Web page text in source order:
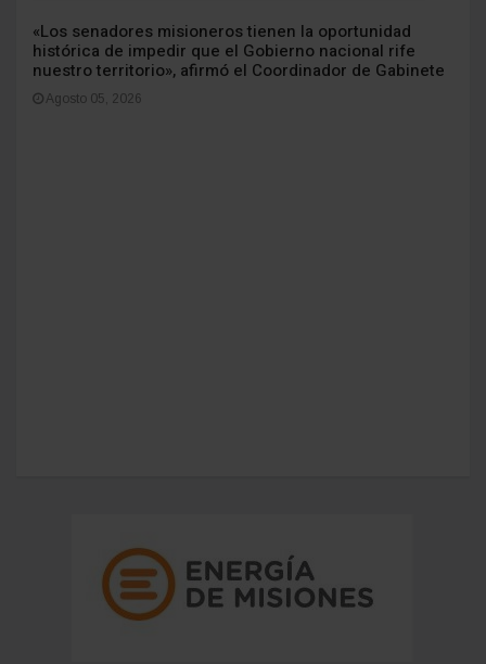
«Los senadores misioneros tienen la oportunidad
histórica de impedir que el Gobierno nacional rife
nuestro territorio», afirmó el Coordinador de Gabinete
Agosto 05, 2026